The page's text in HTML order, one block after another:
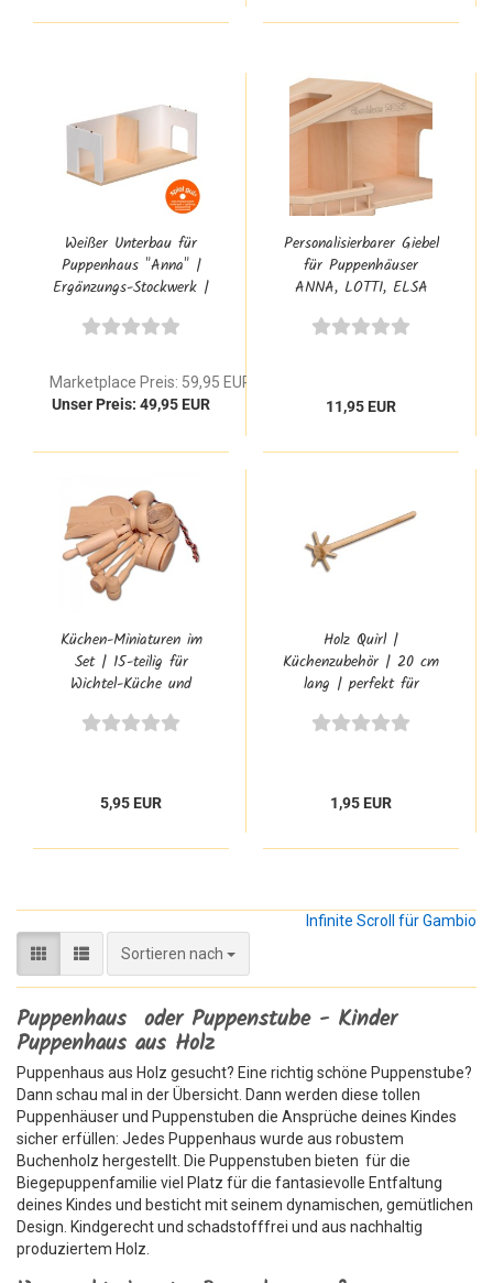
Weißer Unterbau für
Puppenhaus "Anna" |
Ergänzungs-Stockwerk |
Marketplace Preis: 59,95 EUR
Unser Preis: 49,95 EUR
Personalisierbarer Giebel
für Puppenhäuser
ANNA, LOTTI, ELSA
11,95 EUR
Küchen-Miniaturen im
Set | 15-teilig für
Wichtel-Küche und
spannende
5,95 EUR
Holz Quirl |
Küchenzubehör | 20 cm
lang | perfekt für
1,95 EUR
Infinite Scroll für Gambio
Sortieren nach
Sortieren nach
Puppenhaus oder Puppenstube - Kinder
Puppenhaus aus Holz
Puppenhaus aus Holz gesucht? Eine richtig schöne Puppenstube?
Dann schau mal in der Übersicht. Dann werden diese tollen
Puppenhäuser und Puppenstuben die Ansprüche deines Kindes
sicher erfüllen: Jedes Puppenhaus wurde aus robustem
Buchenholz hergestellt. Die Puppenstuben bieten für die
Biegepuppenfamilie viel Platz für die fantasievolle Entfaltung
deines Kindes und besticht mit seinem dynamischen, gemütlichen
Design. Kindgerecht und schadstofffrei und aus nachhaltig
produziertem Holz.